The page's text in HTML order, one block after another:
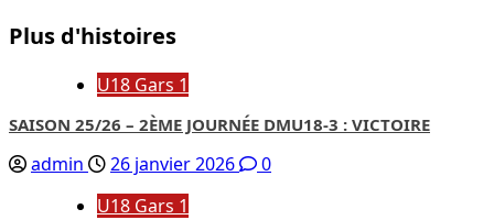
Plus d'histoires
U18 Gars 1
SAISON 25/26 – 2ÈME JOURNÉE DMU18-3 : VICTOIRE
admin 26 janvier 2026
0
U18 Gars 1